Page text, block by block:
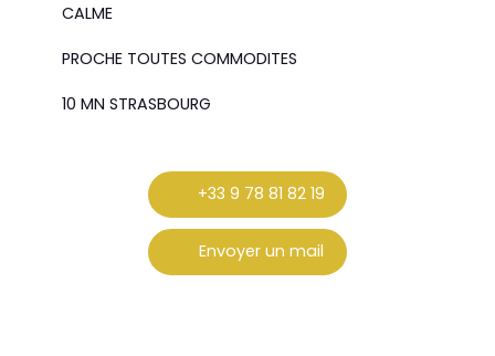
CALME
PROCHE TOUTES COMMODITES
10 MN STRASBOURG
+33 9 78 81 82 19
Envoyer un mail